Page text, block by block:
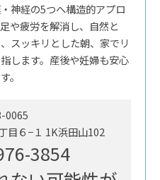
神経の5つへ構造的アプロ
や疲労を解消し、自然と
スッキリとした朝、家でリ
します。産後や妊婦も安心
。
0065
目６−１ 1K浜田山102
3854